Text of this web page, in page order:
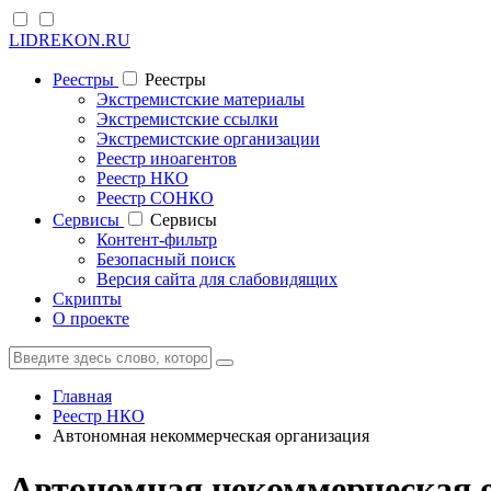
LIDREKON.RU
Реестры
Реестры
Экстремистские материалы
Экстремистские ссылки
Экстремистские организации
Реестр иноагентов
Реестр НКО
Реестр СОНКО
Cервисы
Cервисы
Контент-фильтр
Безопасный поиск
Версия сайта для слабовидящих
Скрипты
О проекте
Главная
Реестр НКО
Автономная некоммерческая организация